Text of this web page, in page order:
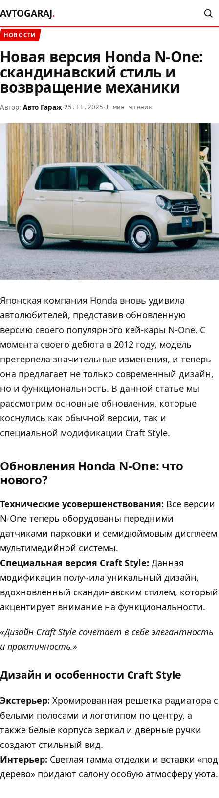
AVTOGARAJ.
НОВОСТИ
Новая версия Honda N-One:
скандинавский стиль и
возвращение механики
Автор: Авто Гараж·25.11.2025·1 мин чтения
Японская компания Honda вновь удивила
автолюбителей, представив обновленную
версию своего популярного кей-кары N-One. С
момента своего дебюта в 2012 году, модель
претерпела значительные изменения, и теперь
она предлагает не только современный дизайн,
но и функциональность. В данной статье мы
рассмотрим основные обновления, которые
коснулись как обычной версии, так и
специальной модификации Craft Style.
Обновления Honda N-One: что
нового?
Технические усовершенствования: Все версии
N-One теперь оборудованы передними
датчиками парковки и семидюймовым дисплеем
мультимедийной системы.
Специальная версия Craft Style: Данная
модификация получила уникальный дизайн,
вдохновленный скандинавским стилем, который
акцентирует внимание на функциональности.
«Дизайн Craft Style сочетает в себе элегантность
и практичность.»
Дизайн и особенности Craft Style
Экстерьер: Хромированная решетка радиатора с
белыми полосами и логотипом по центру, а
также белые корпуса зеркал и дверные ручки
создают стильный вид.
Интерьер: Светлая гамма отделки и вставки «под
дерево» придают салону особую атмосферу уюта.